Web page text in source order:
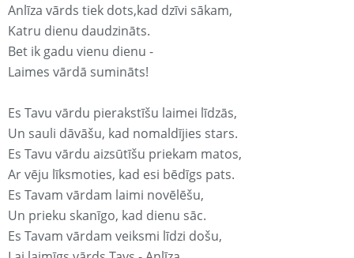
Anlīza vārds tiek dots,kad dzīvi sākam,
Katru dienu daudzināts.
Bet ik gadu vienu dienu -
Laimes vārdā sumināts!
Es Tavu vārdu pierakstīšu laimei līdzās,
Un sauli dāvāšu, kad nomaldījies stars.
Es Tavu vārdu aizsūtīšu priekam matos,
Ar vēju līksmoties, kad esi bēdīgs pats.
Es Tavam vārdam laimi novēlēšu,
Un prieku skanīgo, kad dienu sāc.
Es Tavam vārdam veiksmi līdzi došu,